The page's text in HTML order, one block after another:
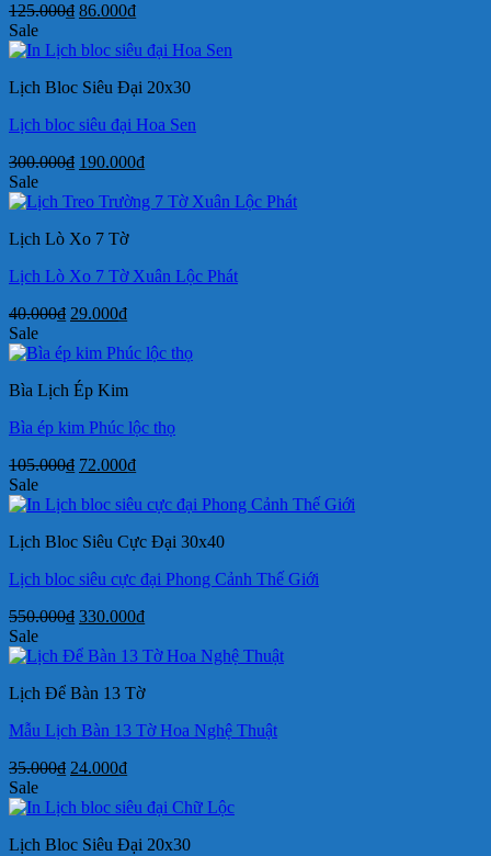
125.000₫ Giá
là:
86.000₫Giá
tại
86.000₫.
Sale
Lịch Bloc Siêu Đại 20x30
Lịch bloc siêu đại Hoa Sen
300.000₫ Giá
là:
190.000₫Giá
tại
Sale
Lịch Lò Xo 7 Tờ
Lịch Lò Xo 7 Tờ Xuân Lộc Phát
40.000₫ Giá
là:
29.000₫Giá
tại
29.000₫.
Sale
Bìa Lịch Ép Kim
Bìa ép kim Phúc lộc thọ
105.000₫ Giá
là:
72.000₫Giá
tại
72.000₫.
Sale
Lịch Bloc Siêu Cực Đại 30x40
Lịch bloc siêu cực đại Phong Cảnh Thế Giới
550.000₫ Giá
là:
330.000₫Giá
tại
330.000₫.
Sale
Lịch Để Bàn 13 Tờ
Mẫu Lịch Bàn 13 Tờ Hoa Nghệ Thuật
35.000₫ Giá
là:
24.000₫Giá
tại
24.000₫.
Sale
Lịch Bloc Siêu Đại 20x30